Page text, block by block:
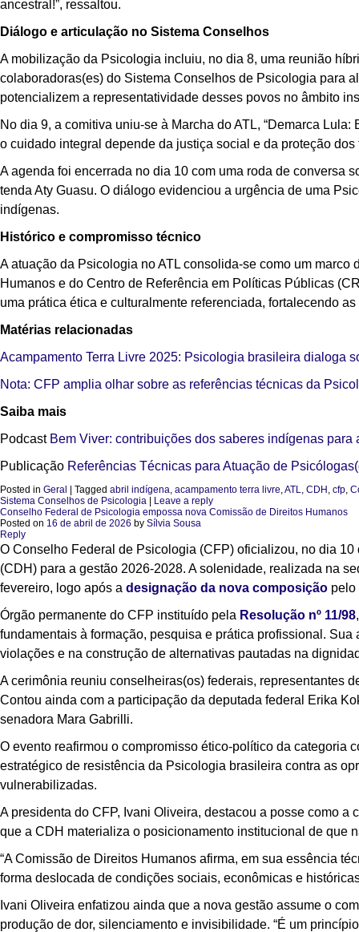
ancestral!”, ressaltou.
Diálogo e articulação no Sistema Conselhos
A mobilização da Psicologia incluiu, no dia 8, uma reunião
colaboradoras(es) do Sistema Conselhos de Psicologia para
potencializem a representatividade desses povos no âmbito
No dia 9, a comitiva uniu-se à Marcha do ATL, “Demarca
o cuidado integral depende da justiça social e da proteção dos
A agenda foi encerrada no dia 10 com uma roda de conversa
tenda Aty Guasu. O diálogo evidenciou a urgência de uma
indígenas.
Histórico e compromisso técnico
A atuação da Psicologia no ATL consolida-se como um
Humanos e do Centro de Referência em Políticas Públicas
uma prática ética e culturalmente referenciada, fortalecendo
Matérias relacionadas
Acampamento Terra Livre 2025: Psicologia brasileira dialoga
Nota: CFP amplia olhar sobre as referências técnicas da
Saiba mais
Podcast Bem Viver: contribuições dos saberes indígenas para
Publicação Referências Técnicas para Atuação de
Posted in Geral Tagged abril indígena, acampamento terra livre,ATL, CDH , cfp,
Sistema Conselhos de Psicologia
Leave a reply
Conselho Federal de Psicologia empossa nova Comissão de Direitos Humanos
Posted on 16 de abril de 2026 by Sílvia Sousa
Reply
O Conselho Federal de Psicologia (CFP) oficializou, no dia
(CDH) para a gestão 2026-2028. A solenidade, realizada na
fevereiro, logo após a designação da nova composição pelo
Órgão permanente do CFP instituído pela Resolução nº 11/98
fundamentais à formação, pesquisa e prática profissional.
violações e na construção de alternativas pautadas na
A cerimônia reuniu conselheiras(os) federais, representantes
Contou ainda com a participação da deputada federal Erika
senadora Mara Gabrilli.
O evento reafirmou o compromisso ético-político da categoria
estratégico de resistência da Psicologia brasileira contra as
vulnerabilizadas.
A presidenta do CFP, Ivani Oliveira, destacou a posse como
que a CDH materializa o posicionamento institucional de que
“A Comissão de Direitos Humanos afirma, em sua essência
forma deslocada de condições sociais, econômicas e
Ivani Oliveira enfatizou ainda que a nova gestão assume o
produção de dor, silenciamento e invisibilidade. “É um